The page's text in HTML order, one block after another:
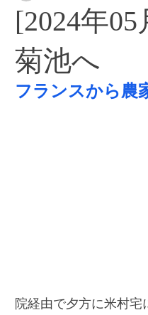
[2024年
菊池へ
フランスか
院経由で夕方に米村